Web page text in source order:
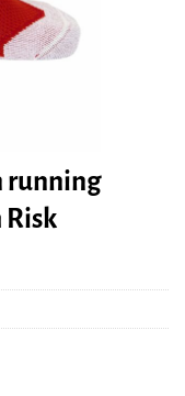
running
Risk